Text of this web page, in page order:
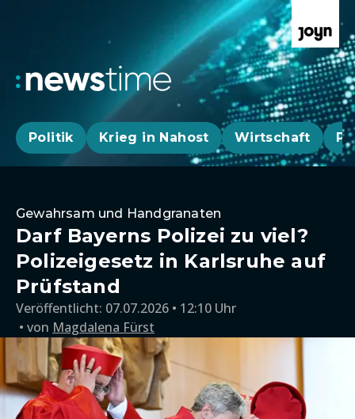
Politik Krieg in Nahost Wirtschaft
Gewahrsam und Handgranaten
Darf Bayerns Polizei zu viel?
Polizeigesetz in Karlsruhe auf
Prüfstand
Veröffentlicht: 07.07.2026 • 12:10 Uhr
von Magdalena Fürst